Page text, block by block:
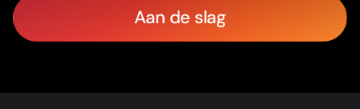
Aan de slag